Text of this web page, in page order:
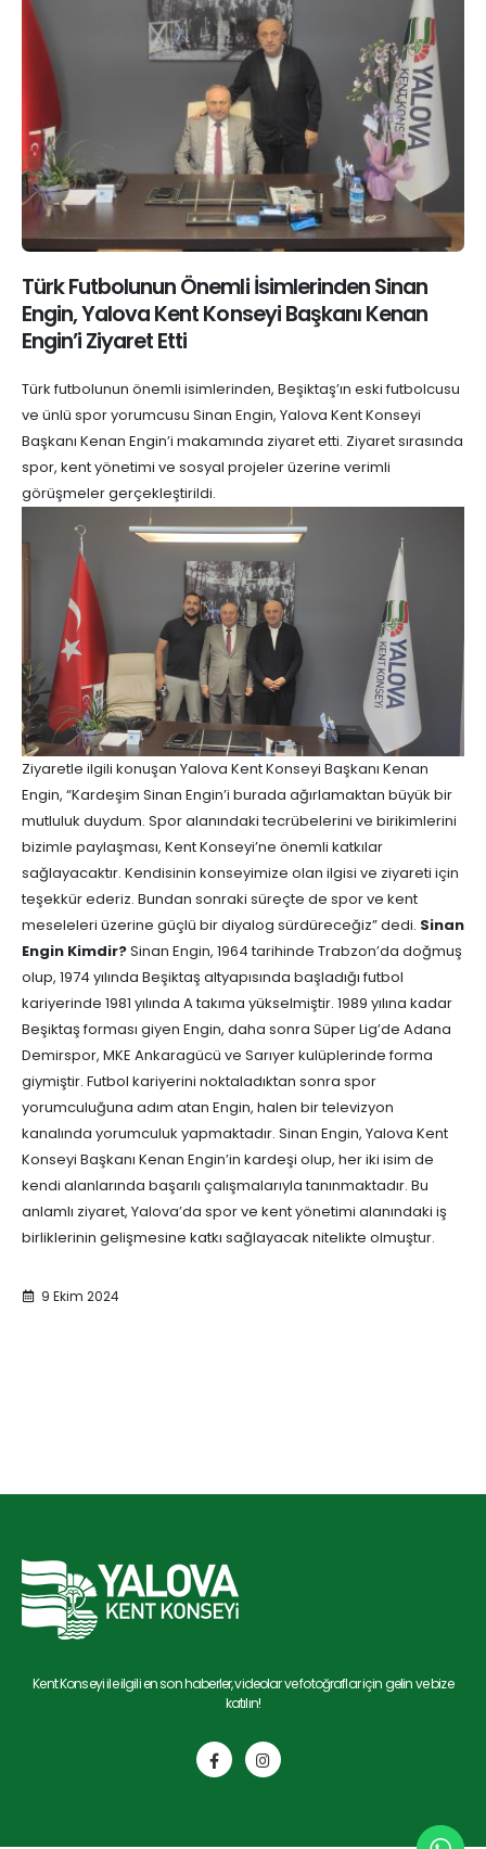
Türk Futbolunun Önemli İsimlerinden Sinan
Engin, Yalova Kent Konseyi Başkanı Kenan
Engin’i Ziyaret Etti
Türk futbolunun önemli isimlerinden, Beşiktaş’ın eski futbolcusu
ve ünlü spor yorumcusu Sinan Engin, Yalova Kent Konseyi
Başkanı Kenan Engin’i makamında ziyaret etti. Ziyaret sırasında
spor, kent yönetimi ve sosyal projeler üzerine verimli
görüşmeler gerçekleştirildi.
Ziyaretle ilgili konuşan Yalova Kent Konseyi Başkanı Kenan
Engin, “Kardeşim Sinan Engin’i burada ağırlamaktan büyük bir
mutluluk duydum. Spor alanındaki tecrübelerini ve birikimlerini
bizimle paylaşması, Kent Konseyi’ne önemli katkılar
sağlayacaktır. Kendisinin konseyimize olan ilgisi ve ziyareti için
teşekkür ederiz. Bundan sonraki süreçte de spor ve kent
meseleleri üzerine güçlü bir diyalog sürdüreceğiz” dedi. Sinan
Engin Kimdir?Sinan Engin, 1964 tarihinde Trabzon’da doğmuş
olup, 1974 yılında Beşiktaş altyapısında başladığı futbol
kariyerinde 1981 yılında A takıma yükselmiştir. 1989 yılına kadar
Beşiktaş forması giyen Engin, daha sonra Süper Lig’de Adana
Demirspor, MKE Ankaragücü ve Sarıyer kulüplerinde forma
giymiştir. Futbol kariyerini noktaladıktan sonra spor
yorumculuğuna adım atan Engin, halen bir televizyon
kanalında yorumculuk yapmaktadır. Sinan Engin, Yalova Kent
Konseyi Başkanı Kenan Engin’in kardeşi olup, her iki isim de
kendi alanlarında başarılı çalışmalarıyla tanınmaktadır. Bu
anlamlı ziyaret, Yalova’da spor ve kent yönetimi alanındaki iş
birliklerinin gelişmesine katkı sağlayacak nitelikte olmuştur.
9 Ekim 2024
Kent Konseyi ile ilgili en son haberler, videolar ve fotoğraflar için gelin ve bize
katılın!